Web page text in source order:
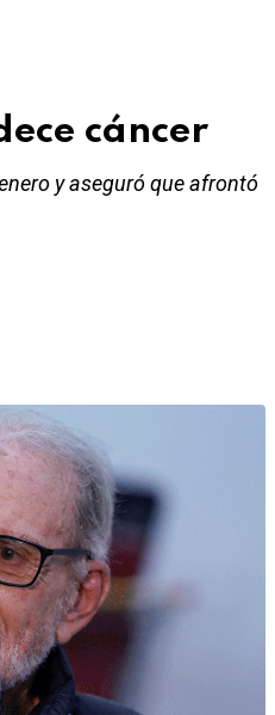
cáncer
y aseguró que afrontó